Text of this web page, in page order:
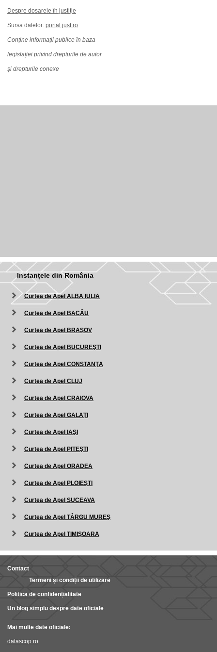
Despre dosarele în justiție
Sursa datelor: portal.just.ro
Conține informații publice în baza
legislației privind drepturile de autor
și drepturile conexe
Instanțele din România
Curtea de Apel ALBA IULIA
Curtea de Apel BACĂU
Curtea de Apel BRAŞOV
Curtea de Apel BUCUREŞTI
Curtea de Apel CONSTANŢA
Curtea de Apel CLUJ
Curtea de Apel CRAIOVA
Curtea de Apel GALAŢI
Curtea de Apel IAŞI
Curtea de Apel PITEŞTI
Curtea de Apel ORADEA
Curtea de Apel PLOIEŞTI
Curtea de Apel SUCEAVA
Curtea de Apel TÂRGU MUREŞ
Curtea de Apel TIMIŞOARA
Contact
Termeni și condiții de utilizare
Politica de confidențialitate
Un blog simplu despre date oficiale
Mai multe date oficiale:
datascop.ro